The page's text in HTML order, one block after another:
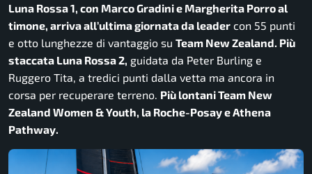
Luna Rossa 1, con Marco Gradini e Margherita Porro al
timone, arriva all’ultima giornata da leader con 55 punti
e otto lunghezze di vantaggio su Team New Zealand. Più
staccata Luna Rossa 2, guidata da Peter Burling e
Ruggero Tita, a tredici punti dalla vetta ma ancora in
corsa per recuperare terreno. Più lontani Team New
Zealand Women & Youth, la Roche-Posay e Athena
Pathway.